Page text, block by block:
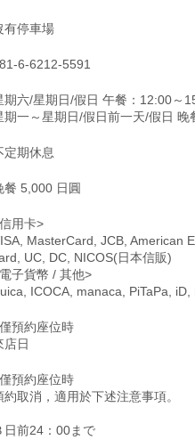
有停車場
6-6212-5591
期六/星期日/假日 午餐：12:00～
期一～星期日/假日前一天/假日
定期休息
餐 5,000 日圓
用卡>
MasterCard, JCB, American
UC, DC, NICOS(日本信販)
子貨幣 / 其他>
ICOCA, manaca, PiTaPa,
預約座位時
店日
預約座位時
約取消，適用於下述注意事項。
日前24：00まで